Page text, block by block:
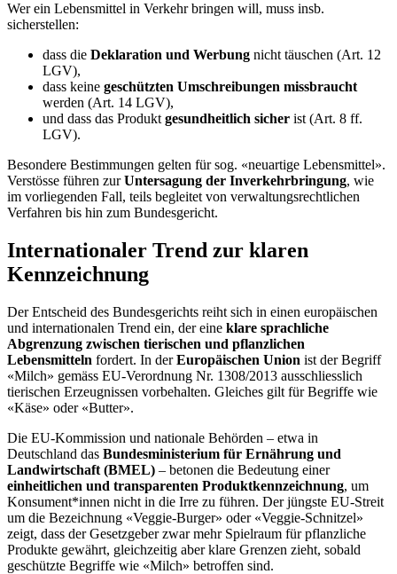
Wer ein Lebensmittel in Verkehr bringen will, muss insb.
sicherstellen:
dass die Deklaration und Werbung nicht täuschen (Art. 12
LGV),
dass keine geschützten Umschreibungen missbraucht
werden (Art. 14 LGV),
und dass das Produkt gesundheitlich sicher ist (Art. 8 ff.
LGV).
Besondere Bestimmungen gelten für sog. «neuartige Lebensmittel».
Verstösse führen zurUntersagung der Inverkehrbringung, wie
im vorliegenden Fall, teils begleitet von verwaltungsrechtlichen
Verfahren bis hin zum Bundesgericht.
Internationaler Trend zur klaren
Kennzeichnung
Der Entscheid des Bundesgerichts reiht sich in einen europäischen
und internationalen Trend ein, der eine klare sprachliche
Abgrenzung zwischen tierischen und pflanzlichen
Lebensmitteln fordert. In derEuropäischen Union ist der Begriff
«Milch» gemäss EU-Verordnung Nr. 1308/2013 ausschliesslich
tierischen Erzeugnissen vorbehalten. Gleiches gilt für Begriffe wie
«Käse» oder «Butter».
Die EU-Kommission und nationale Behörden – etwa in
Deutschland das Bundesministerium für Ernährung und
Landwirtschaft (BMEL) – betonen die Bedeutung einer
einheitlichen und transparenten Produktkennzeichnung, um
Konsument*innen nicht in die Irre zu führen. Der jüngste EU-Streit
um die Bezeichnung «Veggie-Burger» oder «Veggie-Schnitzel»
zeigt, dass der Gesetzgeber zwar mehr Spielraum für pflanzliche
Produkte gewährt, gleichzeitig aber klare Grenzen zieht, sobald
geschützte Begriffe wie «Milch» betroffen sind.